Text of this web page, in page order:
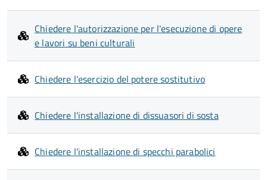
Chiedere l'autorizzazione per l'esecuzione di opere
e lavori su beni culturali
Chiedere l'esercizio del potere sostitutivo
Chiedere l'installazione di dissuasori di sosta
Chiedere l'installazione di specchi parabolici